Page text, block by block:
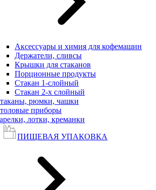
Аксессуары и химия для кофемашин
Держатели, сливсы
Крышки для стаканов
Порционные продукты
Стакан 1-слойный
Стакан 2-х слойный
рюмки, чашки
приборы
лотки, креманки
ПИЩЕВАЯ УПАКОВКА